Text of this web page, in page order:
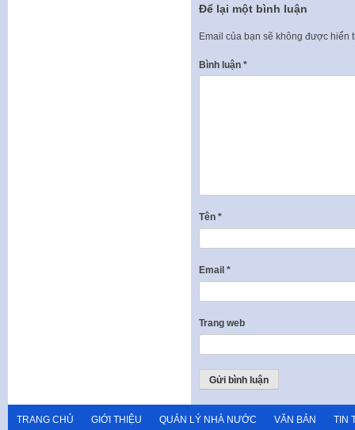
Để lại một bình luận
Email của bạn sẽ không được hiển
Bình luận *
Tên *
Email *
Trang web
TRANG CHỦ GIỚI THIỆU QUẢN LÝ NHÀ NƯỚC VĂN BẢN TIN